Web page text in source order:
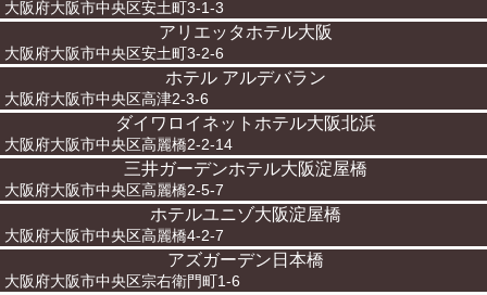
大阪府大阪市中央区安土町3-1-3
アリエッタホテル大阪
大阪府大阪市中央区安土町3-2-6
ホテル アルデバラン
大阪府大阪市中央区高津2-3-6
ダイワロイネットホテル大阪北浜
大阪府大阪市中央区高麗橋2-2-14
三井ガーデンホテル大阪淀屋橋
大阪府大阪市中央区高麗橋2-5-7
ホテルユニゾ大阪淀屋橋
大阪府大阪市中央区高麗橋4-2-7
アズガーデン日本橋
大阪府大阪市中央区宗右衛門町1-6